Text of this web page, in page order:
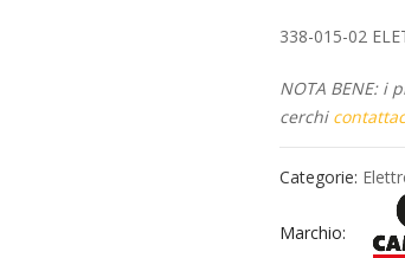
338-015-02
NOTA BENE: i
cerchi
Categorie:
Marchio: